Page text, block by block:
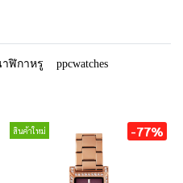
ฬิกาหรู ppcwatches
สินค้าใหม่ -77%